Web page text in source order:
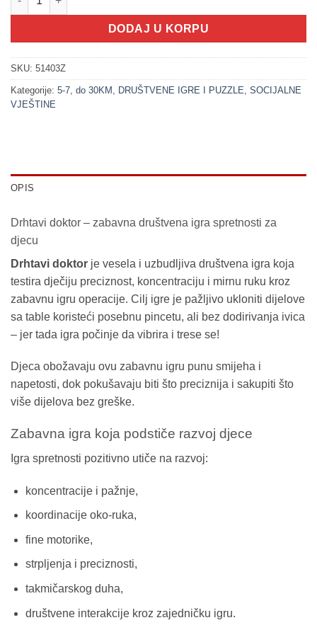
DODAJ U KORPU
SKU: 51403Z
Kategorije: 5-7 do 30KM DRUŠTVENE IGRE I PUZZLE SOCIJALNE
VJEŠTINE
OPIS
Drhtavi doktor – zabavna društvena igra spretnosti za
djecu
Drhtavi doktor je vesela i uzbudljiva društvena igra koja
testira dječiju preciznost, koncentraciju i mirnu ruku kroz
zabavnu igru operacije. Cilj igre je pažljivo ukloniti dijelove
sa table koristeći posebnu pincetu, ali bez dodirivanja ivica
– jer tada igra počinje da vibrira i trese se!
Djeca obožavaju ovu zabavnu igru punu smijeha i
napetosti, dok pokušavaju biti što preciznija i sakupiti što
više dijelova bez greške.
Zabavna igra koja podstiče razvoj djece
Igra spretnosti pozitivno utiče na razvoj:
koncentracije i pažnje,
koordinacije oko-ruka,
fine motorike,
strpljenja i preciznosti,
takmičarskog duha,
društvene interakcije kroz zajedničku igru.